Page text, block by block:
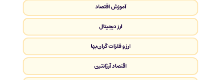
آموزش اقتصاد
ارز دیجیتال
ارز و فلزات گران‌بها
اقتصاد آرژانتین